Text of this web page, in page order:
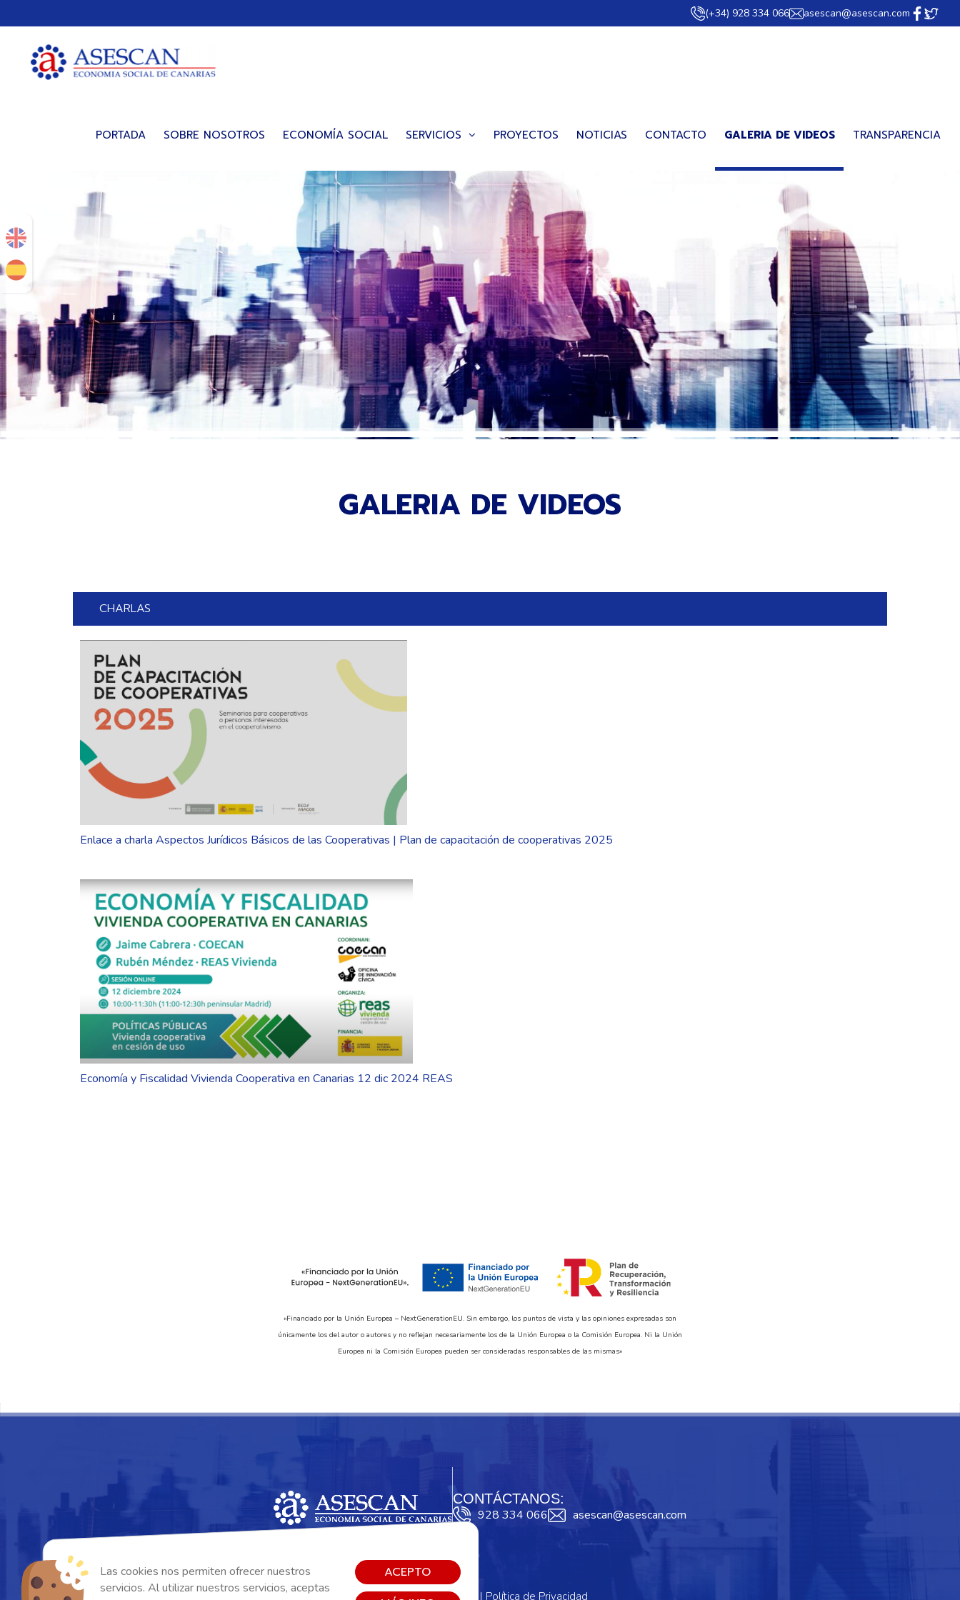
Las cookies nos permiten ofrecer nuestros
servicios. Al utilizar nuestros servicios, aceptas
ACEPTO
(+34) 928 334 066 asescan@asescan.com
PORTADA SOBRE NOSOTROS ECONOMÍA SOCIAL SERVICIOS PROYECTOS NOTICIAS CONTACTO GALERIA DE VIDEOS TRANSPARENCIA
GALERIA DE VIDEOS
CHARLAS
Enlace a charla Aspectos Jurídicos Básicos de las Cooperativas | Plan de capacitación de cooperativas 2025
Economía y Fiscalidad Vivienda Cooperativa en Canarias 12 dic 2024 REAS
«Financiado por la Unión Europea – NextGenerationEU. Sin embargo, los puntos de vista y las opiniones expresadas son
únicamente los del autor o autores y no reflejan necesariamente los de la Unión Europea o la Comisión Europea. Ni la Unión
Europea ni la Comisión Europea pueden ser consideradas responsables de las mismas»
CONTÁCTANOS:
928 334 066
asescan@asescan.com
Cookies|Aviso Legal | Política de Privacidad